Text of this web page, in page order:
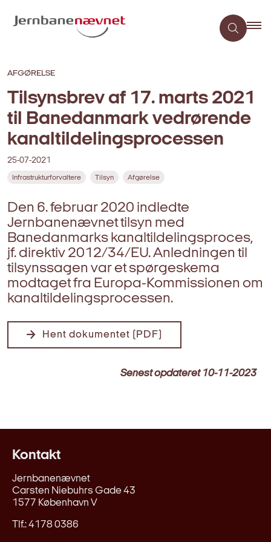
AFGØRELSE
Tilsynsbrev af 17. marts 2021
til Banedanmark vedrørende
kanaltildelingsprocessen
25-07-2021
Infrastrukturforvaltere Tilsyn Afgørelse
Den 6. februar 2020 indledte
Jernbanenævnet tilsyn med
Banedanmarks kanaltildelingsproces,
jf. direktiv 2012/34/EU. Anledningen til
tilsynssagen var et spørgeskema
modtaget fra Europa-Kommissionen om
kanaltildelingsprocessen.
Hent dokumentet (PDF)
Senest opdateret 10-11-2023
Kontakt
Jernbanenævnet
Carsten Niebuhrs Gade 43
1577 København V
Tlf.: 4178 0386